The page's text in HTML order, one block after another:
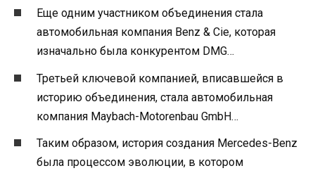
Еще одним участником объединения стала
автомобильная компания Benz & Cie, которая
изначально была конкурентом DMG…
Третьей ключевой компанией, вписавшейся в
историю объединения, стала автомобильная
компания Maybach-Motorenbau GmbH…
Таким образом, история создания Mercedes-Benz
была процессом эволюции, в котором